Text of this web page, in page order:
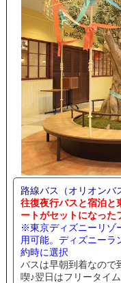
路線バス（オリオンバ
往復夜行バスと宿泊と
ートがセットになっ
※東京ディズニーリゾ
用可能。ディズニーラ
約時に選択
バスは早朝到着なので
喫♪翌日はフリータイ